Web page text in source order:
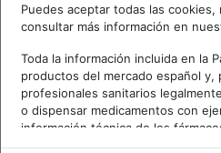
Puedes aceptar todas las cookies,
consultar más información en
Toda la información incluida en la
productos del mercado español y,
profesionales sanitarios
o dispensar medicamentos con
información técnica de los
meramente informativo, siendo